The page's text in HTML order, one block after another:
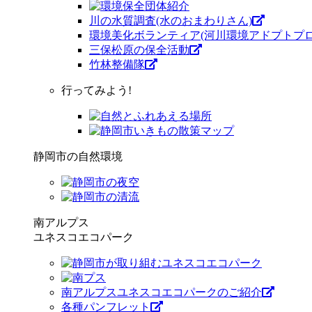
川の水質調査(水のおまわりさん)
環境美化ボランティア(河川環境アドプトプ
三保松原の保全活動
竹林整備隊
行ってみよう!
静岡市の自然環境
南アルプス
ユネスコエコパーク
南アルプスユネスコエコパークのご紹介
各種パンフレット